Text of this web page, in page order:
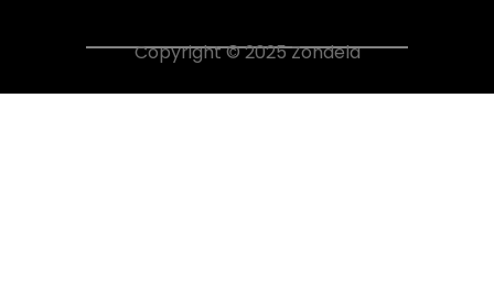
Copyright © 2025 Zondela